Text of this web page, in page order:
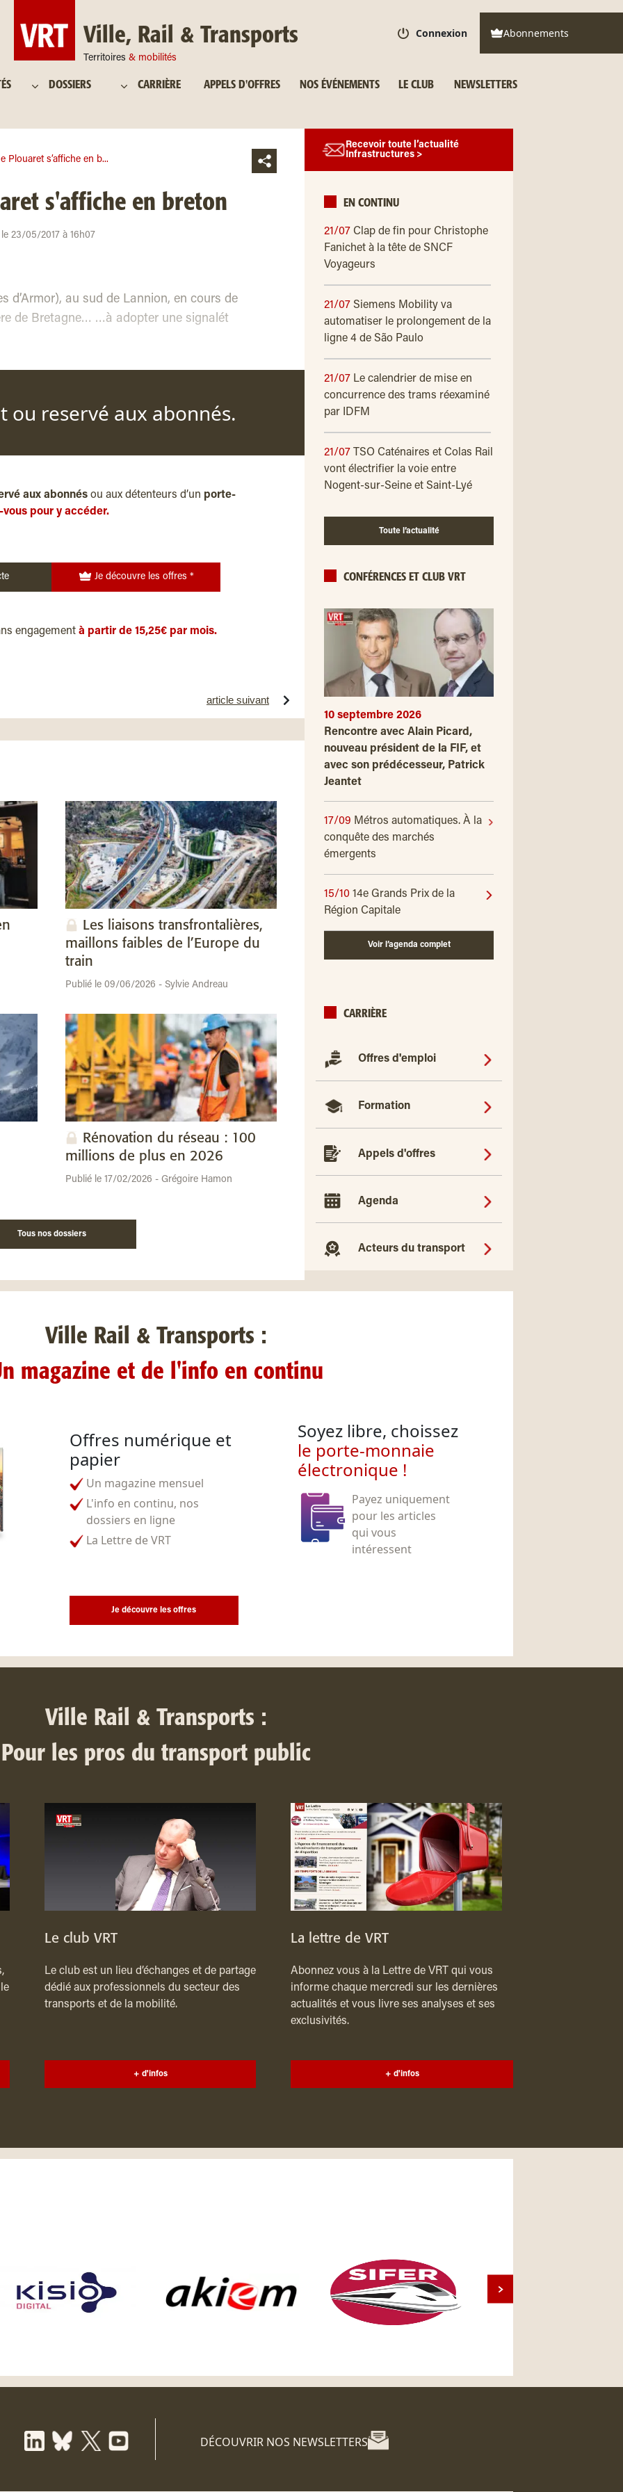
Ville, Rail & Transports
Territoires & mobilités
Connexion Abonnements
DOSSIERS CARRIÈRE APPELS D'OFFRES NOS ÉVÉNEMENTS LE CLUB NEWSLETTERS
Plouaret s’affiche en b...
s'affiche en breton
23/05/2017 à 16h07
d’Armor), au sud de Lannion, en cours de
de Bretagne… …à adopter une signalét
ou reservé aux abonnés.
aux abonnés ou aux détenteurs d’un porte-
pour y accéder.
Je découvre les offres *
engagement à partir de 15,25€ par mois.
article suivant
Les liaisons transfrontalières,
maillons faibles de l’Europe du
train
Publié le 09/06/2026 - Sylvie Andreau
Rénovation du réseau : 100
millions de plus en 2026
Publié le 17/02/2026 - Grégoire Hamon
Tous nos dossiers
Recevoir toute l’actualité
Infrastructures >
EN CONTINU
21/07 Clap de fin pour Christophe
Fanichet à la tête de SNCF
Voyageurs
21/07 Siemens Mobility va
automatiser le prolongement de la
ligne 4 de São Paulo
21/07 Le calendrier de mise en
concurrence des trams réexaminé
par IDFM
21/07
TSO Caténaires et Colas Rail
vont électrifier la voie entre
Nogent-sur-Seine et Saint-Lyé
Toute l’actualité
CONFÉRENCES ET CLUB VRT
10 septembre 2026
Rencontre avec Alain Picard,
nouveau président de la FIF, et
avec son prédécesseur, Patrick
Jeantet
17/09 Métros automatiques. À la
conquête des marchés
émergents
15/10 14e Grands Prix de la
Région Capitale
Voir l’agenda complet
CARRIÈRE
Offres d'emploi
Formation
Appels d'offres
Agenda
Acteurs du transport
Ville Rail & Transports :
magazine et de l'info en continu
Offres numérique et
papier
Un magazine mensuel
L'info en continu, nos
dossiers en ligne
La Lettre de VRT
Soyez libre, choissez
le porte-monnaie
électronique !
Payez uniquement
pour les articles
qui vous
intéressent
Je découvre les offres
Ville Rail & Transports :
Pour les pros du transport public
Le club VRT
Le club est un lieu d’échanges et de partage
dédié aux professionnels du secteur des
transports et de la mobilité.
+ d'infos
La lettre de VRT
Abonnez vous à la Lettre de VRT qui vous
informe chaque mercredi sur les dernières
actualités et vous livre ses analyses et ses
exclusivités.
+ d'infos
DÉCOUVRIR NOS NEWSLETTERS